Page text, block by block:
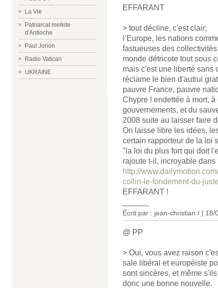
La Vie
Patriarcat melkite
d'Antioche
Paul Jorion
Radio Vatican
UKRAINE
EFFARANT
> tout décline, c'est clair;
l’Europe, les nations
fastueuses des
monde détricote tout sous
mais c'est une liberté sans
réclame le bien d'autrui
pauvre France, pauvre
Chypre ! endettée à mort,
gouvernements, et du
2008 suite au laisser faire
On laisse libre les idées,
certain rapporteur de la loi
"la loi du plus fort qui doit
rajoute t-il, incroyable
http://
collin-le-fondement-du-
EFFARANT !
Écrit par : jean-christian / | 18/
@ PP
> Oui, vous avez raison
sale libéral et européiste
sont sincères, et même
donc une bonne nouvelle.